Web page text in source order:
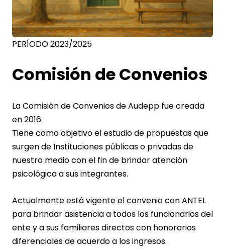
PERÍODO 2023/2025
Comisión de Convenios
La Comisión de Convenios de Audepp fue creada
en 2016.
Tiene como objetivo el estudio de propuestas que
surgen de Instituciones públicas o privadas de
nuestro medio con el fin de brindar atención
psicológica a sus integrantes.
Actualmente está vigente el convenio con ANTEL
para brindar asistencia a todos los funcionarios del
ente y a sus familiares directos con honorarios
diferenciales de acuerdo a los ingresos.